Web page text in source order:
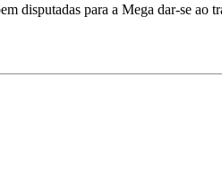
disputadas para a Mega dar-se